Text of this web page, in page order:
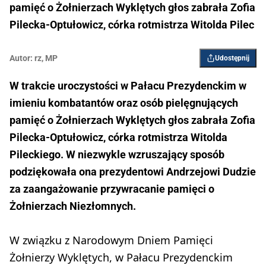
pamięć o Żołnierzach Wyklętych głos zabrała Zofia
Pilecka-Optułowicz, córka rotmistrza Witolda Pilec
Autor: rz, MP Udostępnij
W trakcie uroczystości w Pałacu Prezydenckim w
imieniu kombatantów oraz osób pielęgnujących
pamięć o Żołnierzach Wyklętych głos zabrała Zofia
Pilecka-Optułowicz, córka rotmistrza Witolda
Pileckiego. W niezwykle wzruszający sposób
podziękowała ona prezydentowi Andrzejowi Dudzie
za zaangażowanie przywracanie pamięci o
Żołnierzach Niezłomnych.
W związku z Narodowym Dniem Pamięci
Żołnierzy Wyklętych, w Pałacu Prezydenckim